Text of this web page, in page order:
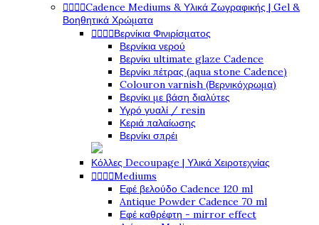
Cadence Mediums & Υλικά Ζωγραφικής | Gel &
Βοηθητικά Χρώματα
Βερνίκια Φινιρίσματος
Βερνίκια νερού
Βερνίκι ultimate glaze Cadence
Βερνίκι πέτρας (aqua stone Cadence)
Colouron varnish (Βερνικόχρωμα)
Βερνίκι με βάση διαλύτες
Υγρό γυαλί / resin
Κεριά παλαίωσης
Βερνίκι σπρέι
Κόλλες Decoupage | Υλικά Χειροτεχνίας
Mediums
Εφέ βελούδο Cadence 120 ml
Antique Powder Cadence 70 ml
Εφέ καθρέφτη - mirror effect